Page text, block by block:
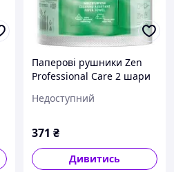
Паперові рушники Zen
Professional Care 2 шари
рулон 413-3-9868 товари
Недоступний
371 ₴
Дивитись